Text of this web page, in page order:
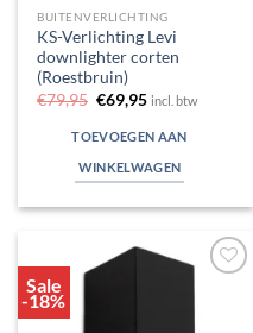
BUITENVERLICHTING
KS-Verlichting Levi
downlighter corten
(Roestbruin)
€79,95 Oorspronkelijke
prijs
was:
€79,95.
€69,95Huidige
is:
€69,95.
incl. btw
TOEVOEGEN AAN
WINKELWAGEN
Sale
-18%